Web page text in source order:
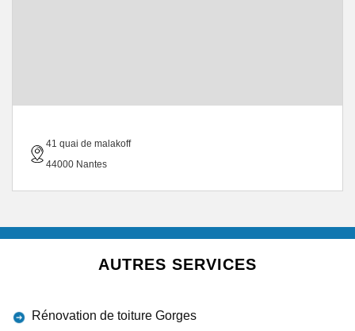
41 quai de malakoff
44000 Nantes
AUTRES SERVICES
Rénovation de toiture Gorges